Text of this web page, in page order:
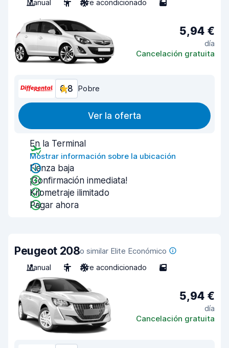
Manual 5 Aire acondicionado 5
5,94 €
día
Cancelación gratuita
6,8 Pobre
Ver la oferta
En la Terminal
Mostrar información sobre la ubicación
Fianza baja
¡Confirmación inmediata!
Kilometraje ilimitado
Pagar ahora
Peugeot 208o similar Elite Económico
Manual
5 Aire acondicionado 5
5,94 €
día
Cancelación gratuita